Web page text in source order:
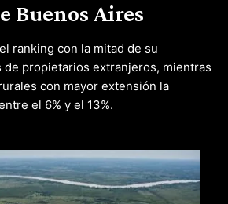
Buenos Aires
ranking con la mitad de su
de propietarios extranjeros, mientras
con mayor extensión la
el 6% y el 13%.